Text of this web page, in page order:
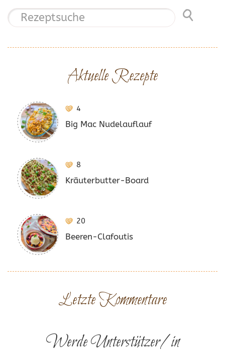
Aktuelle Rezepte
4
Big Mac Nudelauflauf
8
Kräuterbutter-Board
20
Beeren-Clafoutis
Letzte Kommentare
Werde Unterstützer/in